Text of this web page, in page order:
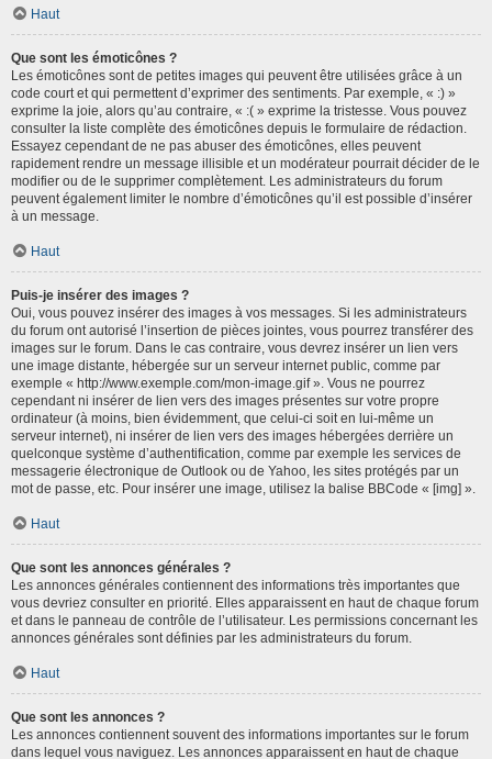
Haut
Que sont les émoticônes ?
Les émoticônes sont de petites images qui peuvent être utilisées grâce à un
code court et qui permettent d’exprimer des sentiments. Par exemple, « :) »
exprime la joie, alors qu’au contraire, « :( » exprime la tristesse. Vous pouvez
consulter la liste complète des émoticônes depuis le formulaire de rédaction.
Essayez cependant de ne pas abuser des émoticônes, elles peuvent
rapidement rendre un message illisible et un modérateur pourrait décider de le
modifier ou de le supprimer complètement. Les administrateurs du forum
peuvent également limiter le nombre d’émoticônes qu’il est possible d’insérer
à un message.
Haut
Puis-je insérer des images ?
Oui, vous pouvez insérer des images à vos messages. Si les administrateurs
du forum ont autorisé l’insertion de pièces jointes, vous pourrez transférer des
images sur le forum. Dans le cas contraire, vous devrez insérer un lien vers
une image distante, hébergée sur un serveur internet public, comme par
exemple « http://www.exemple.com/mon-image.gif ». Vous ne pourrez
cependant ni insérer de lien vers des images présentes sur votre propre
ordinateur (à moins, bien évidemment, que celui-ci soit en lui-même un
serveur internet), ni insérer de lien vers des images hébergées derrière un
quelconque système d’authentification, comme par exemple les services de
messagerie électronique de Outlook ou de Yahoo, les sites protégés par un
mot de passe, etc. Pour insérer une image, utilisez la balise BBCode « [img] ».
Haut
Que sont les annonces générales ?
Les annonces générales contiennent des informations très importantes que
vous devriez consulter en priorité. Elles apparaissent en haut de chaque forum
et dans le panneau de contrôle de l’utilisateur. Les permissions concernant les
annonces générales sont définies par les administrateurs du forum.
Haut
Que sont les annonces ?
Les annonces contiennent souvent des informations importantes sur le forum
dans lequel vous naviguez. Les annonces apparaissent en haut de chaque